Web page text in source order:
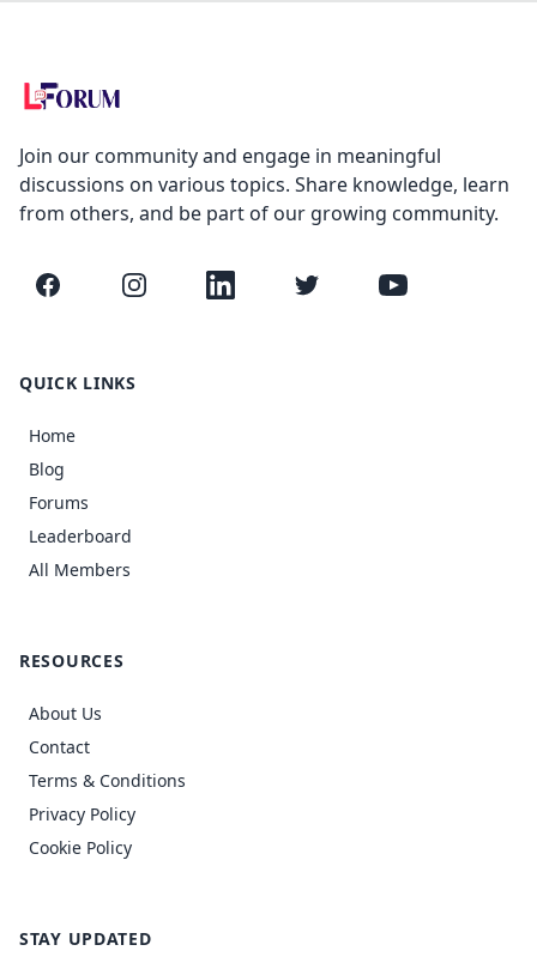
Join our community and engage in meaningful
discussions on various topics. Share knowledge, learn
from others, and be part of our growing community.
Facebook InstagramLinkedIn Twitter YouTube
QUICK LINKS
Home
Blog
Forums
Leaderboard
All Members
RESOURCES
About Us
Contact
Terms & Conditions
Privacy Policy
Cookie Policy
STAY UPDATED